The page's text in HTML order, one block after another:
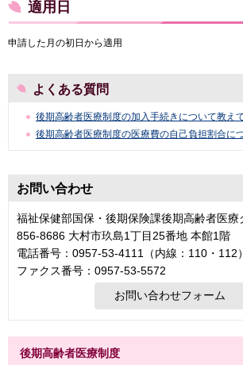
適用日
申請した月の初日から適用
よくある質問
後期高齢者医療制度の加入手続きについて教え
後期高齢者医療制度の医療費の自己負担割合に
お問い合わせ
福祉保健部国保・後期保険課後期高齢者医療
856-8686 大村市玖島1丁目25番地 本館1階
電話番号：0957-53-4111（内線：110・112）
ファクス番号：0957-53-5572
後期高齢者医療制度